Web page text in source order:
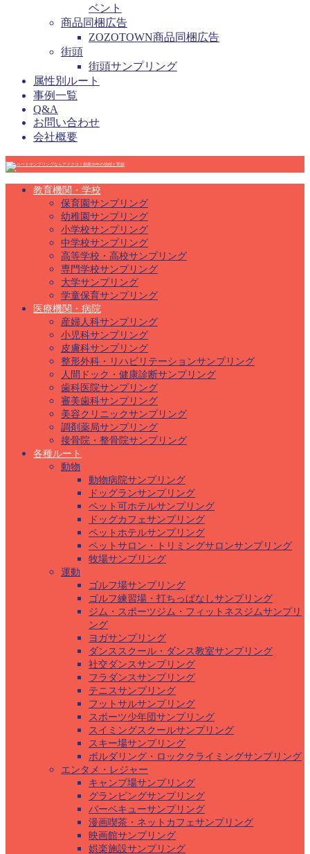
ベント
商品同梱広告
ZOZOTOWN商品同梱広告
街頭
街頭サンプリング
属性別ルート
事例一覧
Q&A
お問い合わせ
会社概要
教育機関・学校
保育園サンプリング
幼稚園サンプリング
小学校サンプリング
中学校サンプリング
高等学校・高校サンプリング
専門学校サンプリング
大学サンプリング
学童保育サンプリング
医療機関・病院
産婦人科サンプリング
小児科サンプリング
皮膚科サンプリング
整形外科・リハビリテーションサンプリング
人間ドック・健康診断サンプリング
歯科医院サンプリング
審美歯科サンプリング
美容クリニックサンプリング
調剤薬局サンプリング
接骨院・整骨院サンプリング
各種ルート
動物
動物病院サンプリング
ドッグランサンプリング
ペット可ホテルサンプリング
ドッグカフェサンプリング
ペットホテルサンプリング
ペットサロン・トリミングサロンサンプリング
牧場サンプリング
運動
ゴルフ場サンプリング
ゴルフ練習場・打ちっぱなしサンプリング
ジム・スポーツジム・フィットネスジムサンプリ
ング
ヨガサンプリング
ダンススクール・ダンス教室サンプリング
社交ダンスサンプリング
フラダンスサンプリング
テニスサンプリング
フットサルサンプリング
スポーツ少年団サンプリング
スイミングスクールサンプリング
スキー場サンプリング
ボルダリング・ロッククライミングサンプリング
エンタメ・レジャー
キャンプ場サンプリング
グランピングサンプリング
バーベキューサンプリング
漫画喫茶・ネットカフェサンプリング
映画館サンプリング
娯楽施設サンプリング